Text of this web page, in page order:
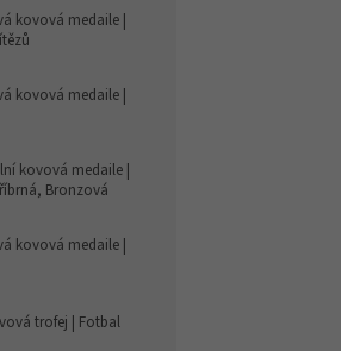
kovová medaile |
kovová medaile |
kovová medaile |
Bronzová
kovová medaile |
trofej | Fotbal